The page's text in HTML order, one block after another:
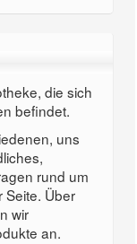
die sich
befindet.
uns
rund um
Seite. Über
wir
an.